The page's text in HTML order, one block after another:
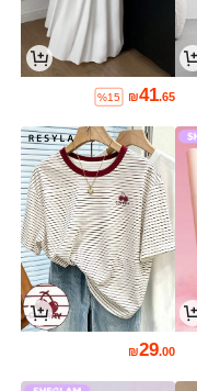
₪41.65
%15
₪29.00